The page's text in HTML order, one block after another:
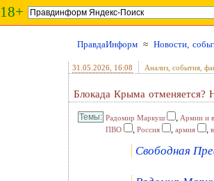
18+
ПравдаИнформ ≈ Новости,
31.05.2026 , 16:08 Анализ, события,
Блокада Крыма
Радомир Маркуш , Армии и
ПВО , Россия , армия ,
Свободная